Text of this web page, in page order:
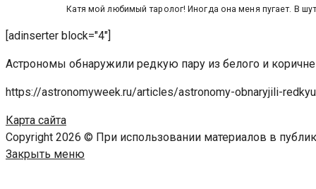
Катя мой любимый таролог! Иногда она меня пугает. В
[adinserter block="4"]
Астрономы обнаружили редкую пару из белого и
https://astronomyweek.ru/articles/astronomy-obnaryjili-
Карта сайта
Copyright 2026 © При использовании материалов в
Закрыть меню